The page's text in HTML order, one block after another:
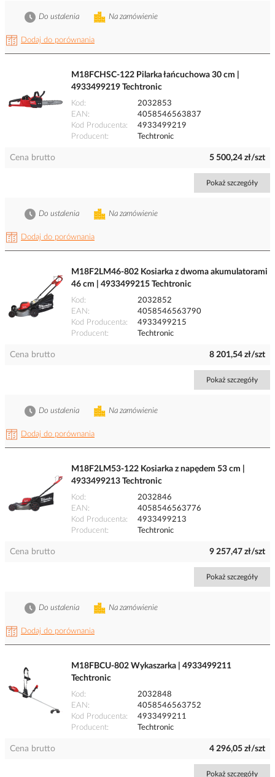
Dodaj do porównania
Na zamówienie
Do ustalenia
M18FCHSC-122 Pilarka łańcuchowa 30 cm |
4933499219 Techtronic
Kod
2032853
EAN
4058546563837
Kod Producenta
4933499219
Producent
Techtronic
Cena brutto 5 500,24 zł/szt
Pokaż szczegóły
Dodaj do porównania
Na zamówienie
Do ustalenia
M18F2LM46-802 Kosiarka z dwoma akumulatorami
46 cm | 4933499215 Techtronic
Kod
2032852
EAN
4058546563790
Kod Producenta
4933499215
Producent
Techtronic
Cena brutto 8 201,54 zł/szt
Pokaż szczegóły
Dodaj do porównania
Na zamówienie
Do ustalenia
M18F2LM53-122 Kosiarka z napędem 53 cm |
4933499213 Techtronic
Kod
2032846
EAN
4058546563776
Kod Producenta
4933499213
Producent
Techtronic
Cena brutto 9 257,47 zł/szt
Pokaż szczegóły
Dodaj do porównania
Na zamówienie
Do ustalenia
M18FBCU-802 Wykaszarka | 4933499211
Techtronic
Kod
2032848
EAN
4058546563752
Kod Producenta
4933499211
Producent
Techtronic
Cena brutto 4 296,05 zł/szt
Pokaż szczegóły